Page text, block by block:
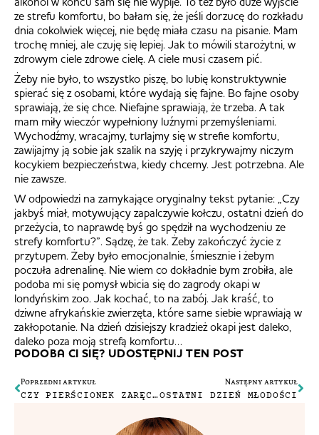
ze strefu komfortu, bo bałam się, że jeśli dorzucę do rozkładu
dnia cokolwiek więcej, nie będę miała czasu na pisanie. Mam
trochę mniej, ale czuję się lepiej. Jak to mówili starożytni, w
zdrowym ciele zdrowe cielę. A ciele musi czasem pić.
Żeby nie było, to wszystko piszę, bo lubię konstruktywnie
spierać się z osobami, które wydają się fajne. Bo fajne osoby
sprawiają, że się chce. Niefajne sprawiają, że trzeba. A tak
mam miły wieczór wypełniony luźnymi przemyśleniami.
Wychodźmy, wracajmy, turlajmy się w strefie komfortu,
zawijajmy ją sobie jak szalik na szyję i przykrywajmy niczym
kocykiem bezpieczeństwa, kiedy chcemy. Jest potrzebna. Ale
nie zawsze.
W odpowiedzi na zamykające oryginalny tekst pytanie: „Czy
jakbyś miał, motywujący zapalczywie kołczu, ostatni dzień do
przeżycia, to naprawdę byś go spędził na wychodzeniu ze
strefy komfortu?”. Sądzę, że tak. Żeby zakończyć życie z
przytupem. Żeby było emocjonalnie, śmiesznie i żebym
poczuła adrenalinę. Nie wiem co dokładnie bym zrobiła, ale
podoba mi się pomysł wbicia się do zagrody okapi w
londyńskim zoo. Jak kochać, to na zabój. Jak kraść, to
dziwne afrykańskie zwierzęta, które same siebie wprawiają w
zakłopotanie. Na dzień dzisiejszy kradzież okapi jest daleko,
daleko poza moją strefą komfortu…
PODOBA CI SIĘ? UDOSTĘPNIJ TEN POST
Poprzedni artykuł
CZY PIERŚCIONEK ZARĘCZYNOWY MA ZNACZENIE?
Następny artykuł
OSTATNI DZIEŃ MŁODOŚCI